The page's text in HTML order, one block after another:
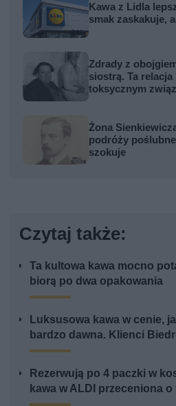
Kawa z Lidla
smak zaskakuje,
Zdrady z
siostrą. Ta relacja
toksycznym
Żona
podróży
szokuje
Czytaj także:
Ta kultowa kawa mocno
biorą po dwa opakowania
Luksusowa kawa w cenie,
bardzo dawna. Klienci
Rezerwują po 4 paczki w
kawa w ALDI przeceniona o